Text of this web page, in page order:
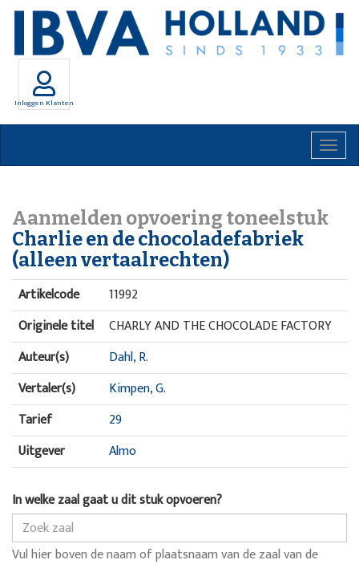
Inloggen Klanten
Aanmelden opvoering toneelstuk
Charlie en de chocoladefabriek
(alleen vertaalrechten)
Artikelcode
11992
Originele titel
CHARLY AND THE CHOCOLADE FACTORY
Auteur(s)
Dahl, R.
Vertaler(s)
Kimpen, G.
Tarief
29
Uitgever
Almo
In welke zaal gaat u dit stuk opvoeren?
Vul hier boven de naam of plaatsnaam van de zaal van de